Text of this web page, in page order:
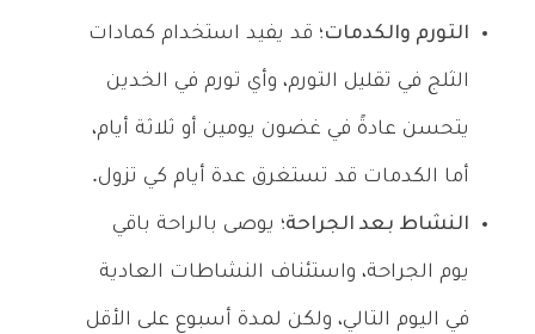
التورم والكدمات؛ قد يفيد استخدام كمادات
الثلج في تقليل التورم، وأي تورم في الخدين
يتحسن عادةً في غضون يومين أو ثلاثة أيام،
أما الكدمات قد تستغرق عدة أيام كي تزول.
النشاط بعد الجراحة؛ يوصى بالراحة باقي
يوم الجراحة، واستئناف النشاطات العادية
في اليوم التالي، ولكن لمدة أسبوع على الأقل